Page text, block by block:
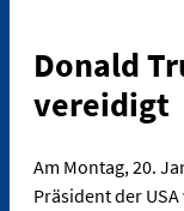
Donald
vereidigt
Am Montag, 20.
Präsident der